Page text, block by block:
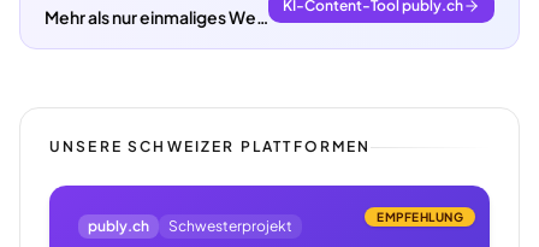
Mehr als nur einmaliges Webdesign.
KI-Content-Tool publy.ch
UNSERE SCHWEIZER PLATTFORMEN
EMPFEHLUNG
publy.ch Schwesterprojekt